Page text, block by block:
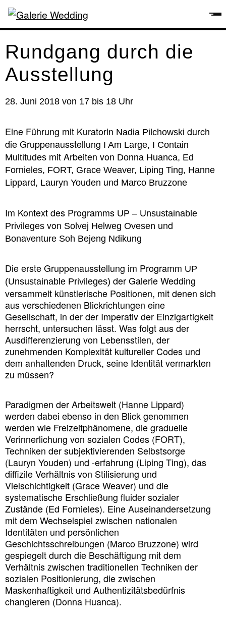
Rundgang durch die
Ausstellung
28. Juni 2018 von 17 bis 18 Uhr
Eine Führung mit Kuratorin Nadia Pilchowski durch
die Gruppenausstellung I Am Large, I Contain
Multitudes mit Arbeiten von Donna Huanca, Ed
Fornieles, FORT, Grace Weaver, Liping Ting, Hanne
Lippard, Lauryn Youden und Marco Bruzzone
Im Kontext des Programms UP – Unsustainable
Privileges von Solvej Helweg Ovesen und
Bonaventure Soh Bejeng Ndikung
Die erste Gruppenausstellung im Programm UP
(Unsustainable Privileges) der Galerie Wedding
versammelt künstlerische Positionen, mit denen sich
aus verschiedenen Blickrichtungen eine
Gesellschaft, in der der Imperativ der Einzigartigkeit
herrscht, untersuchen lässt. Was folgt aus der
Ausdifferenzierung von Lebensstilen, der
zunehmenden Komplexität kultureller Codes und
dem anhaltenden Druck, seine Identität vermarkten
zu müssen?
Paradigmen der Arbeitswelt (Hanne Lippard)
werden dabei ebenso in den Blick genommen
werden wie Freizeitphänomene, die graduelle
Verinnerlichung von sozialen Codes (FORT),
Techniken der subjektivierenden Selbstsorge
(Lauryn Youden) und ‑erfahrung (Liping Ting), das
diffizile Verhältnis von Stilisierung und
Vielschichtigkeit (Grace Weaver) und die
systematische Erschließung fluider sozialer
Zustände (Ed Fornieles). Eine Auseinandersetzung
mit dem Wechselspiel zwischen nationalen
Identitäten und persönlichen
Geschichtsschreibungen (Marco Bruzzone) wird
gespiegelt durch die Beschäftigung mit dem
Verhältnis zwischen traditionellen Techniken der
sozialen Positionierung, die zwischen
Maskenhaftigkeit und Authentizitätsbedürfnis
changieren (Donna Huanca).